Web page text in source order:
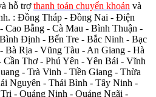
hỗ trợthanh toán chuyển khoản và
: Đồng Tháp - Đồng Nai - Điện
Bằng - Cà Mau - Bình Thuận -
Định - Bến Tre - Bắc Ninh - Bạc
Bà Rịa - Vũng Tàu - An Giang - Hà
Thơ - Phú Yên - Yên Bái - Vĩnh
- Trà Vinh - Tiền Giang - Thừa
Nguyên - Thái Bình - Tây Ninh -
- Quảng Ninh - Quảng Ngãi -